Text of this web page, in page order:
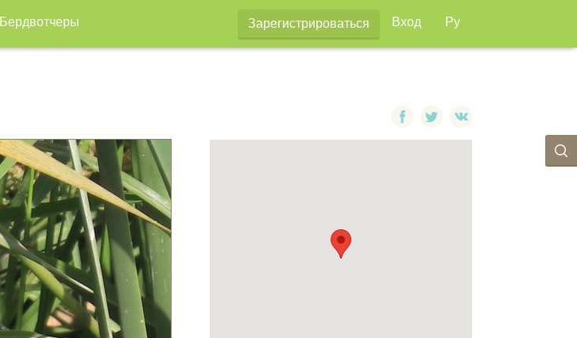
Бердвотчеры Зарегистрироваться Вход Ру